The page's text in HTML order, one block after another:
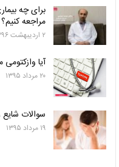
برای چه
مراجعه کنیم؟
۲ اردیبهشت ۱۳۹۶
آیا
۲۰ مرداد ۱۳۹۵
سوالات شایع
۱۹ مرداد ۱۳۹۵